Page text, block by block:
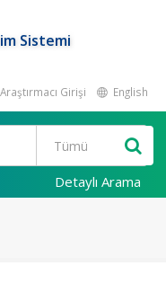
Sistemi
Araştırmacı Girişi English
Detaylı Arama